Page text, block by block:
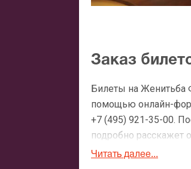
Заказ
Билеты на Женитьба
помощью онлайн-
+7 (495) 921-35-00.
подробно расскажет
утвердит адрес
Читать далее...